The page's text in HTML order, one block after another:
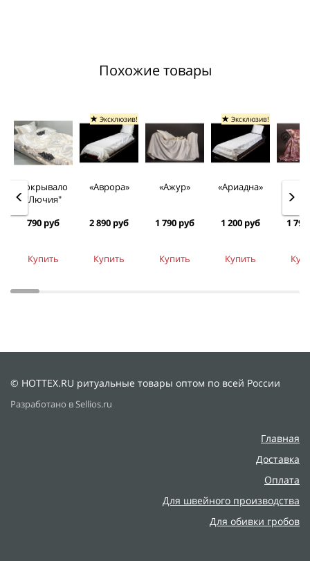
Похожие товары
Покрывало
"Лючия"
790 руб
Купить
Эксклюзив!
«Аврора»
2 890 руб
Купить
«Ажур»
1 790 руб
Купить
Эксклюзив!
«Ариадна»
1 200 руб
Купить
1
© HOTTEX.RU ритуальные товары оптом по всей России
Разработано в Sellios.ru
Главная
Доставка
Оплата
Для швейного производства
Для обивки гробов